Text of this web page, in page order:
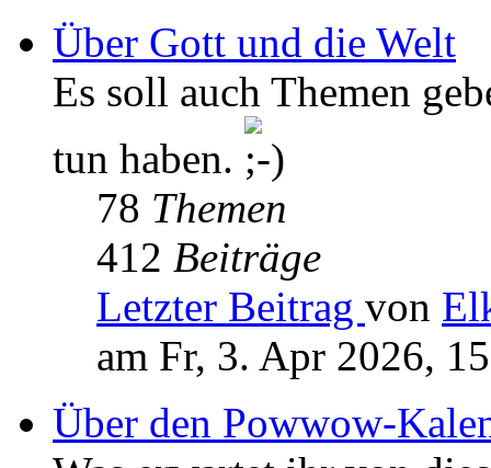
Über Gott und die Welt
Es soll auch Themen
tun haben.
78 Themen
412 Beiträge
Letzter Beitrag von
am Fr, 3. Apr 2026,
Über den Powwow-